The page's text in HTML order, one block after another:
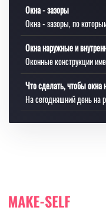
Окна - зазоры
Окна - зазоры, по
Окна наружные и
Оконные конструкции
Что сделать, чтобы окна
На сегодняшний день на